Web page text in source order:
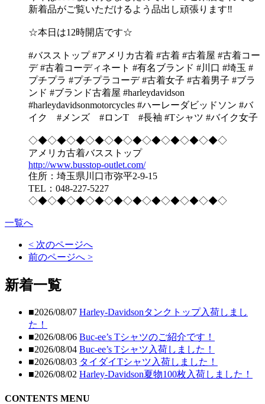
新着品がご覧いただけるよう品出し頑張ります‼︎
☆本日は12時開店です☆
#バスストップ #アメリカ古着 #古着 #古着屋 #古着コー
デ #古着コーディネート #有名ブランド #川口 #埼玉 #
プチプラ #プチプラコーデ #古着女子 #古着男子 #ブラ
ンド #ブランド古着屋 #harleydavidson
#harleydavidsonmotorcycles #ハーレーダビッドソン #バ
イク #メンズ #ロンT #長袖 #Tシャツ #バイク女子
◇◆◇◆◇◆◇◆◇◆◇◆◇◆◇◆◇◆◇◆◇
アメリカ古着バスストップ
http://www.busstop-outlet.com/
住所：埼玉県川口市弥平2-9-15
TEL：048-227-5227
◇◆◇◆◇◆◇◆◇◆◇◆◇◆◇◆◇◆◇◆◇
一覧へ
< 次のページへ
前のページへ >
新着一覧
■2026/08/07 Harley-Davidsonタンクトップ入荷しまし
た！
■2026/08/06 Buc-ee’s Tシャツのご紹介です！
■2026/08/04 Buc-ee’s Tシャツ入荷しました！
■2026/08/03 タイダイTシャツ入荷しました！
■2026/08/02 Harley-Davidson夏物100枚入荷しました！
CONTENTS MENU